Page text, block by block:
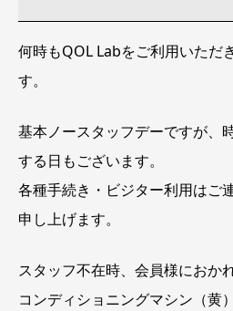
在
駐
時
未
何時もQOL Labをご利用いただ
す。
基本ノースタッフデーですが、
する日もございます。
各種手続き・ビジター利用はご
申し上げます。
スタッフ不在時、会員様におか
コンディショニングマシン（黄